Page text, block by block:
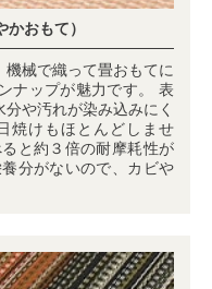
おもて）
械で織って畳おもてに
ナップが魅力です。 表
や汚れが染み込みにく
焼けもほとんどしませ
と約３倍の耐摩耗性が
分がないので、カビや